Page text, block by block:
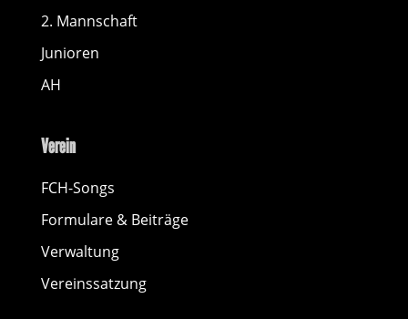
2. Mannschaft
Junioren
AH
Verein
FCH-Songs
Formulare & Beiträge
Verwaltung
Vereinssatzung